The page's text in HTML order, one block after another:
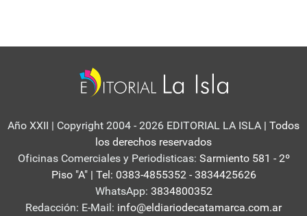
Año XXII | Copyright 2004 - 2026 EDITORIAL LA ISLA | Todos
los derechos reservados
Oficinas Comerciales y Periodisticas: Sarmiento 581 - 2º
Piso "A" | Tel: 0383-4855352 - 3834425626
WhatsApp: 3834800352
Redacción: E-Mail: info@eldiariodecatamarca.com.ar